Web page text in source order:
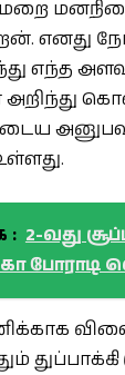
எனது
எந்த
: 2-வது
போராடி
துப்பாக்கி